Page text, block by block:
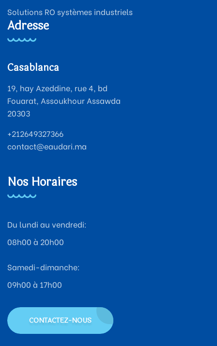
Solutions RO systèmes industriels
Adresse
Casablanca
19, hay Azeddine, rue 4, bd
Fouarat, Assoukhour Assawda
20303
+212649327366
contact@eaudari.ma
Nos Horaires
Du lundi au vendredi:
08h00 à 20h00
Samedi-dimanche:
09h00 à 17h00
CONTACTEZ-NOUS